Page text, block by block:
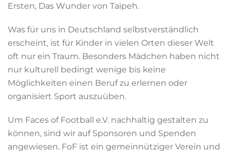
Ersten, Das Wunder von Taipeh.
Was für uns in Deutschland selbstverständlich
erscheint, ist für Kinder in vielen Orten dieser Welt
oft nur ein Traum. Besonders Mädchen haben nicht
nur kulturell bedingt wenige bis keine
Möglichkeiten einen Beruf zu erlernen oder
organisiert Sport auszuüben.
Um Faces of Football e.V. nachhaltig gestalten zu
können, sind wir auf Sponsoren und Spenden
angewiesen. FoF ist ein gemeinnütziger Verein und